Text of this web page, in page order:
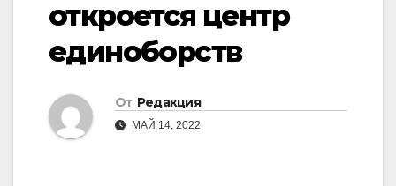
откроется центр
единоборств
От Редакция
МАЙ 14, 2022